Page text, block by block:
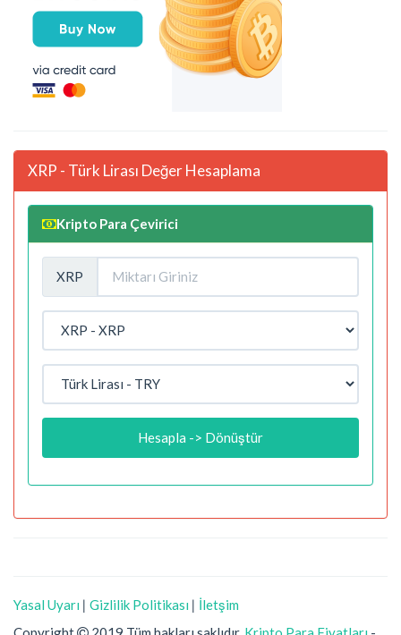
XRP - Türk Lirası Değer Hesaplama
Kripto Para Çevirici
XRP
Hesapla -> Dönüştür
Yasal Uyarı | Gizlilik Politikası | İletşim